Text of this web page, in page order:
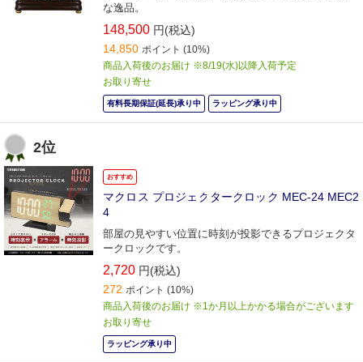
な逸品。
148,500 円(税込)
14,850 ポイント (10%)
商品入荷後のお届け ※8/19(水)以降入荷予定
お取り寄せ
有料長期保証(延長)承り中 ラッピング承り中
2位
おすすめ
マクロス プロジェクタークロック MEC-24 MEC2
4
部屋の見やすい位置に時刻が投影できるプロジェクタ
ークロックです。
2,720 円(税込)
272 ポイント (10%)
商品入荷後のお届け ※1か月以上かかる場合がございます
お取り寄せ
ラッピング承り中